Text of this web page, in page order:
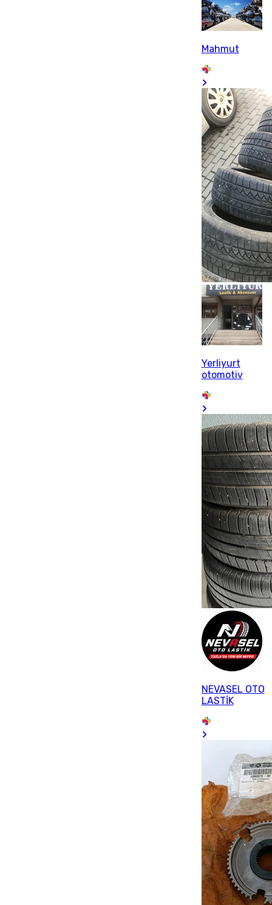
Mahmut
Yerliyurt
otomotiv
NEVASEL OTO
LASTİK